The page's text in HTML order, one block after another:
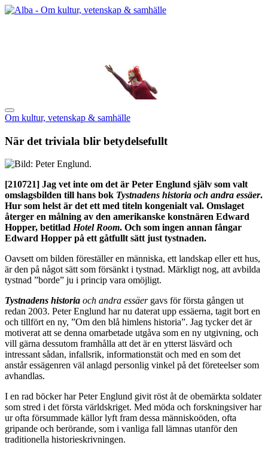
Om kultur, vetenskap & samhälle
När det triviala blir betydelsefullt
[210721] Jag vet inte om det är Peter Englund själv som valt
omslagsbilden till hans bok Tystnadens historia och andra essäer.
Hur som helst är det ett med titeln kongenialt val. Omslaget
återger en målning av den amerikanske konstnären Edward
Hopper, betitlad Hotel Room. Och som ingen annan fångar
Edward Hopper på ett gåtfullt sätt just tystnaden.
Oavsett om bilden föreställer en människa, ett landskap eller ett hus,
är den på något sätt som försänkt i tystnad. Märkligt nog, att avbilda
tystnad ”borde” ju i princip vara omöjligt.
Tystnadens historia och andra essäergavs för första gången ut
redan 2003. Peter Englund har nu daterat upp essäerna, tagit bort en
och tillfört en ny, ”Om den blå himlens historia”. Jag tycker det är
motiverat att se denna omarbetade utgåva som en ny utgivning, och
vill gärna dessutom framhålla att det är en ytterst läsvärd och
intressant sådan, infallsrik, informationstät och med en som det
anstår essägenren väl anlagd personlig vinkel på det företeelser som
avhandlas.
I en rad böcker har Peter Englund givit röst åt de obemärkta soldater
som stred i det första världskriget. Med möda och forskningsiver har
ur ofta försummade källor lyft fram dessa människoöden, ofta
gripande och berörande, som i vanliga fall lämnas utanför den
traditionella historieskrivningen.